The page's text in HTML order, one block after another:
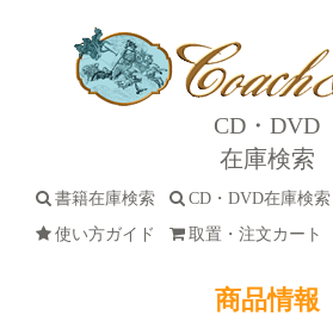
CD・DVD
在庫検索
書籍在庫検索 CD・DVD在庫検索
使い方ガイド
取置・注文カート
商品情報